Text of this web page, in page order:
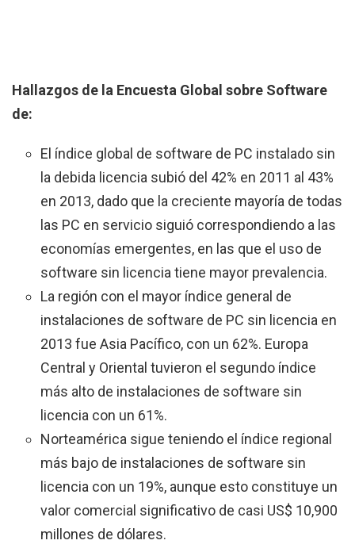
Hallazgos de la Encuesta Global sobre Software
de:
El índice global de software de PC instalado sin
la debida licencia subió del 42% en 2011 al 43%
en 2013, dado que la creciente mayoría de todas
las PC en servicio siguió correspondiendo a las
economías emergentes, en las que el uso de
software sin licencia tiene mayor prevalencia.
La región con el mayor índice general de
instalaciones de software de PC sin licencia en
2013 fue Asia Pacífico, con un 62%. Europa
Central y Oriental tuvieron el segundo índice
más alto de instalaciones de software sin
licencia con un 61%.
Norteamérica sigue teniendo el índice regional
más bajo de instalaciones de software sin
licencia con un 19%, aunque esto constituye un
valor comercial significativo de casi US$ 10,900
millones de dólares.